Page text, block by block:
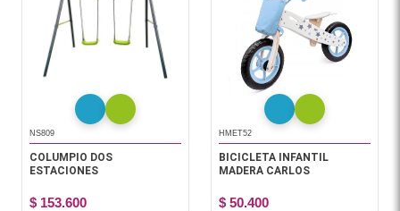
NS809
COLUMPIO DOS
ESTACIONES
$ 153.600
HMET52
BICICLETA INFANTIL
MADERA CARLOS
$ 50.400